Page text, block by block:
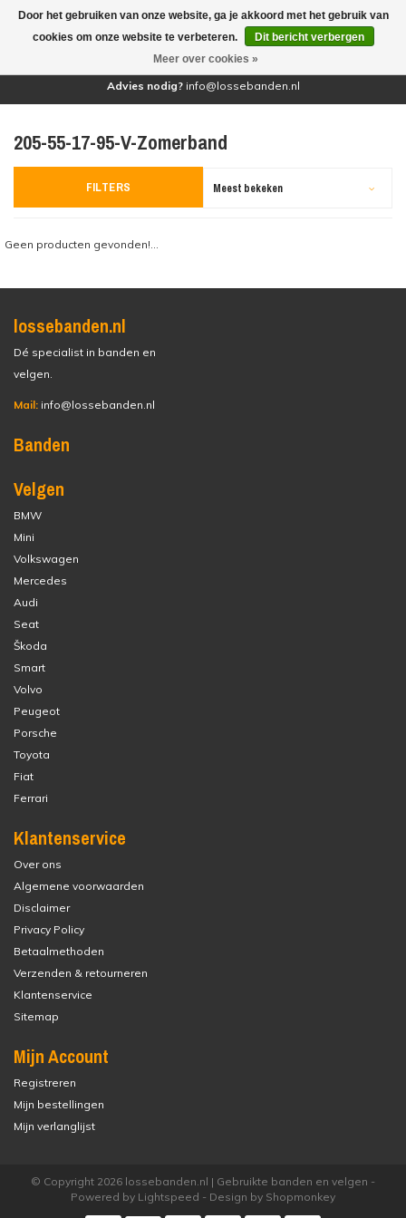
(0)
Advies nodig? info@lossebanden.nl
205-55-17-95-V-Zomerband
FILTERS Meest bekeken
Geen producten gevonden!...
lossebanden.nl
Dé specialist in banden en
velgen.
Mail: info@lossebanden.nl
Banden
Velgen
BMW
Mini
Volkswagen
Mercedes
Audi
Seat
Škoda
Smart
Volvo
Peugeot
Porsche
Toyota
Fiat
Ferrari
Klantenservice
Over ons
Algemene voorwaarden
Disclaimer
Privacy Policy
Betaalmethoden
Verzenden & retourneren
Klantenservice
Sitemap
Mijn Account
Registreren
Mijn bestellingen
Mijn verlanglijst
© Copyright 2026 lossebanden.nl | Gebruikte banden en velgen -
Powered by Lightspeed - Design by Shopmonkey
Door het gebruiken van onze website, ga je akkoord met het gebruik van
cookies om onze website te verbeteren.
Dit bericht verbergen
Meer over cookies »